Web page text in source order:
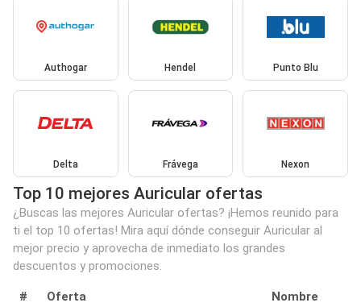
Authogar Hendel Punto Blu
Delta Frávega Nexon
Top 10 mejores Auricular ofertas
¿Buscas las mejores Auricular ofertas? ¡Hemos reunido para
ti el top 10 ofertas! Mira aquí dónde conseguir Auricular al
mejor precio y aprovecha de inmediato los grandes
descuentos y promociones.
# Oferta Nombre